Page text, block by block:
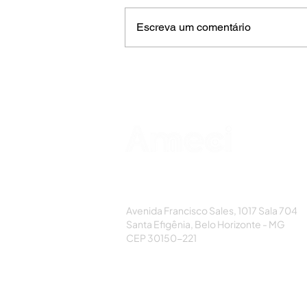
Escreva um comentário
Avenida Francisco Sales, 1017 Sala 704
Santa Efigênia, Belo Horizonte - MG
CEP 30150-221